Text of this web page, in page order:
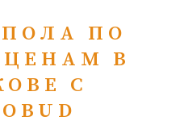
ПО
В
С